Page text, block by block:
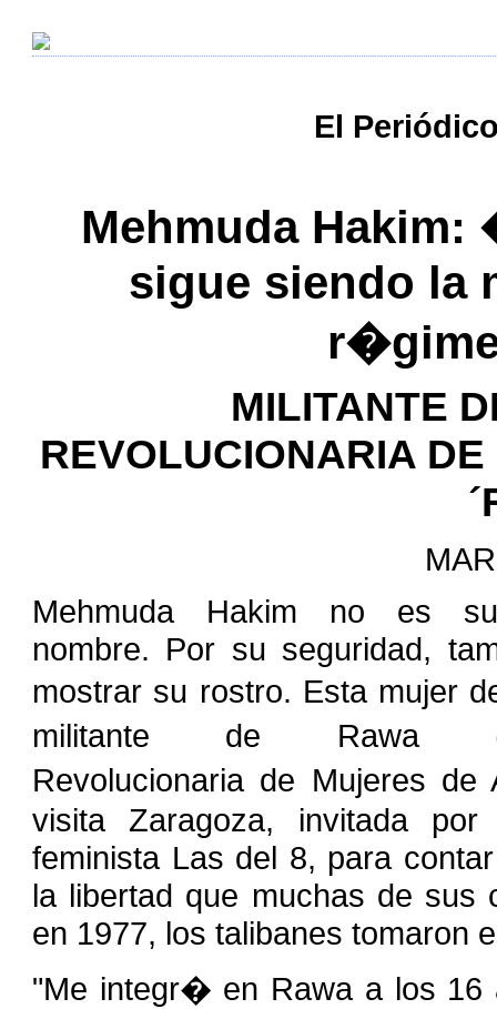
El
Mehmuda
sigue siendo la
MILITANTE
REVOLUCIONARIA
Mehmuda Hakim no es
nombre. Por su seguridad,
mostrar su rostro. Esta mujer
militante de Rawa
Revolucionaria de Mujeres de
visita Zaragoza, invitada por
feminista Las del 8, para
la libertad que muchas de sus
en 1977, los talibanes tomaron
"Me integr� en Rawa a los